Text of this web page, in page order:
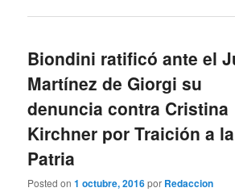
Biondini ratificó ante el
Martínez de Giorgi su
denuncia contra Cristina
Kirchner por Traición a la
Patria
Posted on1 octubre, 2016por Redaccion